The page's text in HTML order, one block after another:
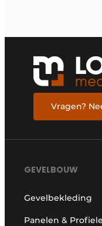
Vragen?
GEVELBOUW
Gevelbekleding
Panelen &